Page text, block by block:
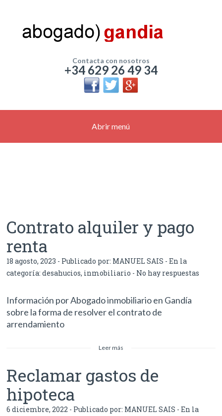
Contacta con nosotros
+34 629 26 49 34
Abrir menú
Contrato alquiler y pago
renta
18 agosto, 2023 - Publicado por: MANUEL SAIS - En la
categoría:desahucios, inmobiliario - No hay respuestas
Información por Abogado inmobiliario en Gandía
sobre la forma de resolver el contrato de
arrendamiento
Leer más
Reclamar gastos de
hipoteca
6 diciembre, 2022 - Publicado por: MANUEL SAIS - En la